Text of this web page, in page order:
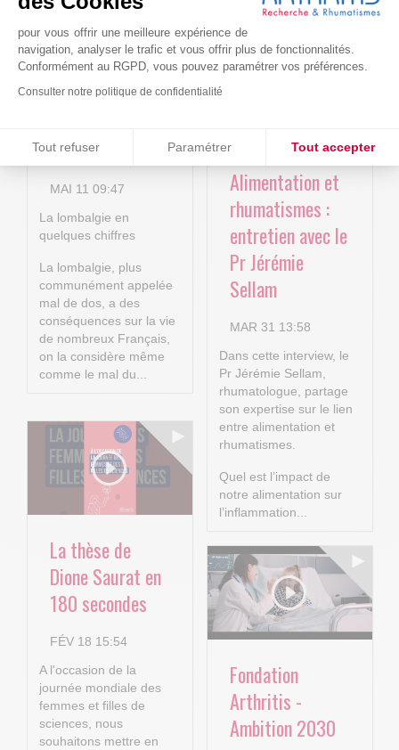
pour vous offrir une meilleure expérience de
navigation, analyser le trafic et vous offrir plus de fonctionnalités.
Conformément au RGPD, vous pouvez paramétrer vos préférences.
Consulter notre politique de confidentialité
Tout refuser Paramétrer Tout accepter
Plateforme de Gestion du Consentement : Personnalisez vos
Notre plateforme vous permet d'adapter et de gérer vos
nouvelles
technologies
numériques au
service de la
chronique !
MAI 11 09:47
La lombalgie en
quelques chiffres
La lombalgie, plus
communément appelée
mal de dos, a des
conséquences sur la vie
de nombreux Français,
on la considère même
comme le mal du...
AVR 22 15:01
Alimentation et
rhumatismes :
entretien avec le
Pr Jérémie
Sellam
MAR 31 13:58
Dans cette interview, le
Pr Jérémie Sellam,
rhumatologue, partage
son expertise sur le lien
entre alimentation et
rhumatismes.
Quel est l’impact de
notre alimentation sur
l’inflammation...
La thèse de
Dione Saurat en
180 secondes
FÉV 18 15:54
A l'occasion de la
journée mondiale des
femmes et filles de
sciences, nous
souhaitons mettre en
Fondation
Arthritis -
Ambition 2030